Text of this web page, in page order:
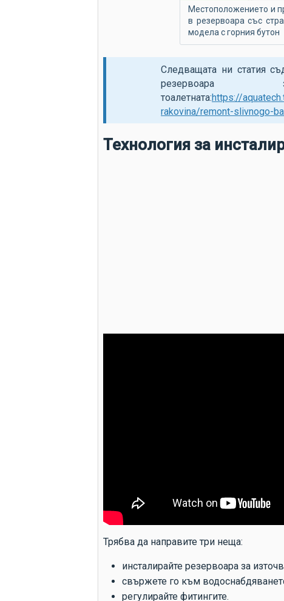
Местоположението и
в резервоара със
модела с горния бутон
Следващата ни статия
тоалетната:https://
rakovina/remont-slivnogo-
Технология за
Трябва да направите три неща:
инсталирайте резервоара за
свържете го към
регулирайте фитингите.